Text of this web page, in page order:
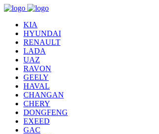
KIA
HYUNDAI
RENAULT
LADA
UAZ
RAVON
GEELY
HAVAL
CHANGAN
CHERY
DONGFENG
EXEED
GAC